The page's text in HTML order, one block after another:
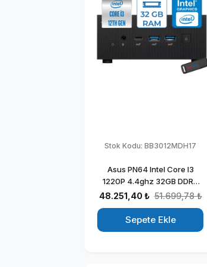
Stok Kodu: BB3012MDH17
Asus PN64 Intel Core I3
1220P 4.4ghz 32GB DDR5
512GB SSD Intel UHD
Kurumsal Mini Bilgisayar
48.251,40 ₺ 51.699,78 ₺
Sepete Ekle